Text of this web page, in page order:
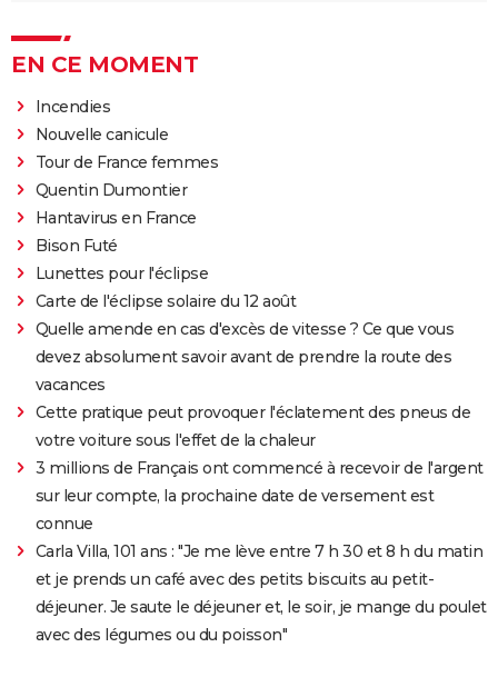
EN CE MOMENT
Incendies
Nouvelle canicule
Tour de France femmes
Quentin Dumontier
Hantavirus en France
Bison Futé
Lunettes pour l'éclipse
Carte de l'éclipse solaire du 12 août
Quelle amende en cas d'excès de vitesse ? Ce que vous
devez absolument savoir avant de prendre la route des
vacances
Cette pratique peut provoquer l'éclatement des pneus de
votre voiture sous l'effet de la chaleur
3 millions de Français ont commencé à recevoir de l'argent
sur leur compte, la prochaine date de versement est
connue
Carla Villa, 101 ans : "Je me lève entre 7 h 30 et 8 h du matin
et je prends un café avec des petits biscuits au petit-
déjeuner. Je saute le déjeuner et, le soir, je mange du poulet
avec des légumes ou du poisson"